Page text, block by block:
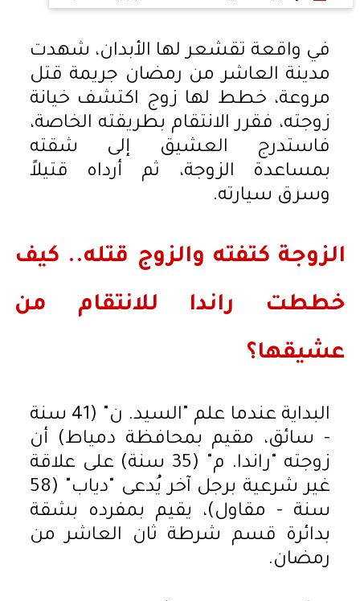
في واقعة تقشعر لها الأبدان، شهدت
مدينة العاشر من رمضان جريمة قتل
مروعة، خطط لها زوج اكتشف خيانة
زوجته، فقرر الانتقام بطريقته الخاصة،
فاستدرج العشيق إلى شقته
بمساعدة الزوجة، ثم أرداه قتيلاً
وسرق سيارته.
الزوجة كتفته والزوج قتله.. كيف
خططت راندا للانتقام من
عشيقها؟
البداية عندما علم "السيد. ن" (41 سنة
- سائق، مقيم بمحافظة دمياط) أن
زوجته "راندا. م" (35 سنة) على علاقة
غير شرعية برجل آخر يُدعى "دياب" (58
سنة - مقاول)، يقيم بمفرده بشقة
بدائرة قسم شرطة ثان العاشر من
رمضان.